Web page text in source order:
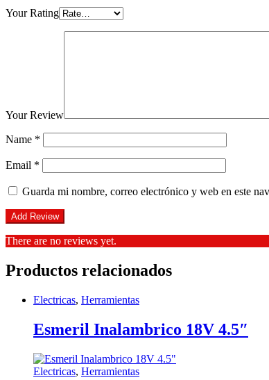
Your Rating
Your Review
Name *
Email *
Guarda mi nombre, correo electrónico y web en este
There are no reviews yet.
Productos relacionados
Electricas, Herramientas
Esmeril Inalambrico 18V 4.5″
Electricas, Herramientas